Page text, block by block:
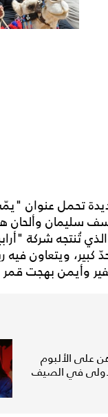
تحمل عنوان
وألحان
تُنتجه شركة
كبير، ويتعاون
وأيمن بهجت قمر
على الألبوم
في الصيف